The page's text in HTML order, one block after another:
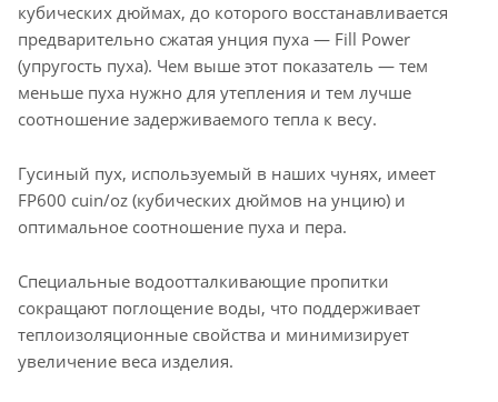
кубических дюймах, до которого восстанавливается
предварительно сжатая унция пуха — Fill Power
(упругость пуха). Чем выше этот показатель — тем
меньше пуха нужно для утепления и тем лучше
соотношение задерживаемого тепла к весу.
Гусиный пух, используемый в наших чунях, имеет
FP600 cuin/oz (кубических дюймов на унцию) и
оптимальное соотношение пуха и пера.
Специальные водоотталкивающие пропитки
сокращают поглощение воды, что поддерживает
теплоизоляционные свойства и минимизирует
увеличение веса изделия.